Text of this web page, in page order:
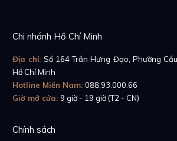
Chi nhánh Hồ Chí Minh
Địa chỉ:Số 164 Trần Hưng Đạo, Phường
Hồ Chí Minh
Hotline Miền Nam: 088.93.000.66
Giờ mở cửa: 9 giờ - 19 giờ (T2 - CN)
Chính sách